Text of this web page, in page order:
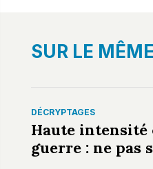
SUR LE
DÉCRYPTAGES
Haute intensité
guerre : ne pas